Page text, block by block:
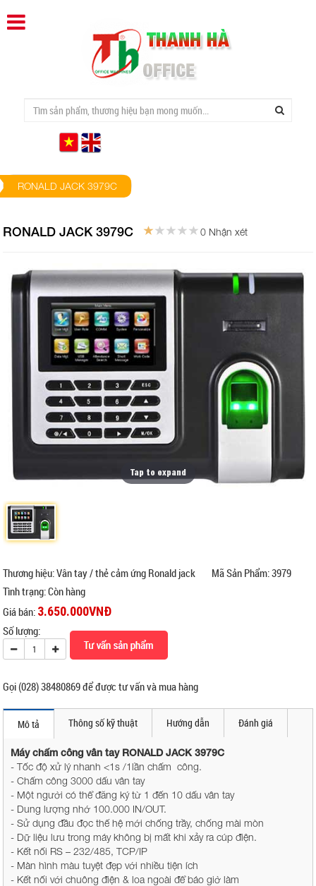
RONALD JACK 3979C
RONALD JACK 3979C 0 Nhận xét
Tap to expand
Thương hiệu: Vân tay / thẻ cảm ứng Ronald jack
Mã Sản Phẩm: 3979
Tình trạng:Còn hàng
Giá bán: 3.650.000VNĐ
Số lượng:
Gọi (028) 38480869 để được tư vấn và mua hàng
Mô tả Thông số kỹ thuật Hướng dẫn Đánh giá
Máy chấm công vân tay RONALD JACK 3979C
- Tốc độ xử lý nhanh <1s /1lần chấm công.
- Chấm công 3000 dấu vân tay
- Một người có thể đăng ký từ 1 đến 10 dấu vân tay
- Dung lượng nhớ 100.000 IN/OUT.
- Sử dụng đầu đọc thế hệ mới chống trầy, chống mài mòn
- Dữ liệu lưu trong máy không bị mất khi xảy ra cúp điện.
- Kết nối RS – 232/485, TCP/IP
- Màn hình màu tuyệt đẹp với nhiều tiện ích
- Kết nối với chuông điện & loa ngoài để báo giờ làm